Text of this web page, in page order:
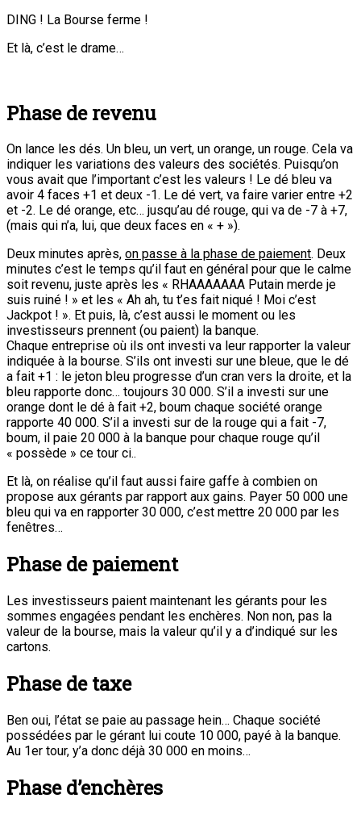
DING ! La Bourse ferme !
Et là, c’est le drame…
Phase de revenu
On lance les dés. Un bleu, un vert, un orange, un rouge. Cela va
indiquer les variations des valeurs des sociétés. Puisqu’on
vous avait que l’important c’est les valeurs ! Le dé bleu va
avoir 4 faces +1 et deux -1. Le dé vert, va faire varier entre +2
et -2. Le dé orange, etc… jusqu’au dé rouge, qui va de -7 à +7,
(mais qui n’a, lui, que deux faces en « + »).
Deux minutes après, on passe à la phase de paiement. Deux
minutes c’est le temps qu’il faut en général pour que le calme
soit revenu, juste après les « RHAAAAAAA Putain merde je
suis ruiné ! » et les « Ah ah, tu t’es fait niqué ! Moi c’est
Jackpot ! ». Et puis, là, c’est aussi le moment ou les
investisseurs prennent (ou paient) la banque.
Chaque entreprise où ils ont investi va leur rapporter la valeur
indiquée à la bourse. S’ils ont investi sur une bleue, que le dé
a fait +1 : le jeton bleu progresse d’un cran vers la droite, et la
bleu rapporte donc… toujours 30 000. S’il a investi sur une
orange dont le dé à fait +2, boum chaque société orange
rapporte 40 000. S’il a investi sur de la rouge qui a fait -7,
boum, il paie 20 000 à la banque pour chaque rouge qu’il
« possède » ce tour ci..
Et là, on réalise qu’il faut aussi faire gaffe à combien on
propose aux gérants par rapport aux gains. Payer 50 000 une
bleu qui va en rapporter 30 000, c’est mettre 20 000 par les
fenêtres…
Phase de paiement
Les investisseurs paient maintenant les gérants pour les
sommes engagées pendant les enchères. Non non, pas la
valeur de la bourse, mais la valeur qu’il y a d’indiqué sur les
cartons.
Phase de taxe
Ben oui, l’état se paie au passage hein… Chaque société
possédées par le gérant lui coute 10 000, payé à la banque.
Au 1er tour, y’a donc déjà 30 000 en moins…
Phase d’enchères